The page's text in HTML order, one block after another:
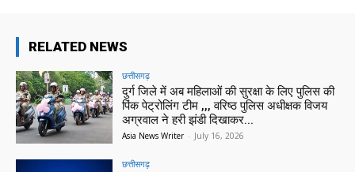
RELATED NEWS
छत्तीसगढ़
दुर्ग जिले में अब महिलाओं की सुरक्षा के लिए पुलिस की
पिंक पेट्रोलिंग टीम ,,, वरिष्ठ पुलिस अधीक्षक विजय
अग्रवाल ने हरी झंडी दिखाकर...
Asia News Writer - July 16, 2026
छत्तीसगढ़